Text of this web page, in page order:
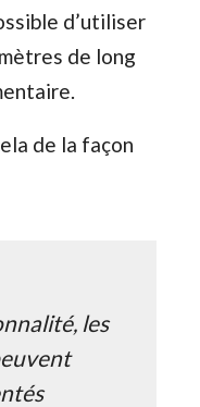
d’utiliser
de long
de la façon
les